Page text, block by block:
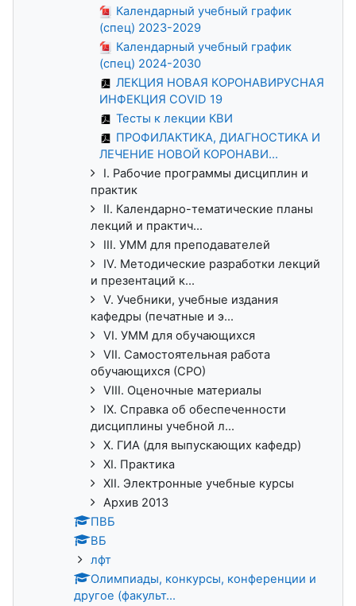
Календарный учебный график
(спец) 2023-2029
Календарный учебный график
(спец) 2024-2030
ЛЕКЦИЯ НОВАЯ КОРОНАВИРУСНАЯ
ИНФЕКЦИЯ COVID 19
Тесты к лекции КВИ
ПРОФИЛАКТИКА, ДИАГНОСТИКА И
ЛЕЧЕНИЕ НОВОЙ КОРОНАВИ...
I. Рабочие программы дисциплин и
практик
II. Календарно-тематические планы
лекций и практич...
III. УММ для преподавателей
IV. Методические разработки лекций
и презентаций к...
V. Учебники, учебные издания
кафедры (печатные и э...
VI. УММ для обучающихся
VII. Самостоятельная работа
обучающихся (СРО)
VIII. Оценочные материалы
IX. Справка об обеспеченности
дисциплины учебной л...
X. ГИА (для выпускающих кафедр)
XI. Практика
XII. Электронные учебные курсы
Архив 2013
ПВБ
ВБ
лфт
Олимпиады, конкурсы, конференции и
другое (факульт...